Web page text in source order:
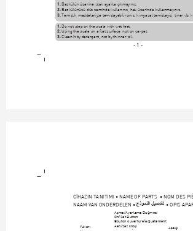
1. Baskülün üzerine ıslak ayakla çıkmayınız.
2. Baskülünüzü düz zeminde kullanınız, halı üzerinde kullanmayınız.
3. Temizlik maddeleriyle temizleyebilirsiniz, kimyasal temizleyici, tiner vb.
1. Do not step on the scale with wet feet.
2. Using the scale on a flat surface, not on carpet.
3. Clean it by detergent, not by thinner oil.
- 1 -
C‹HAZIN TANITIMI • NAME OF PARTS  • NOM DES
NAAM VAN ONDERDELEN •
• OPIS
Açma/Ayarlama Dü¤mesi
On/Set Button
Bouton ouverture/adjustement
Yukarı
Aan/Set knop Aﬂa¤ı